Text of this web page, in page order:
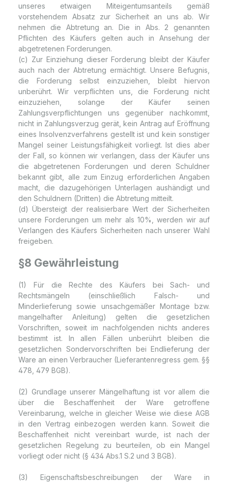
unseres etwaigen Miteigentumsanteils gemäß
vorstehendem Absatz zur Sicherheit an uns ab. Wir
nehmen die Abtretung an. Die in Abs. 2 genannten
Pflichten des Käufers gelten auch in Ansehung der
abgetretenen Forderungen.
(c) Zur Einziehung dieser Forderung bleibt der Käufer
auch nach der Abtretung ermächtigt. Unsere Befugnis,
die Forderung selbst einzuziehen, bleibt hiervon
unberührt. Wir verpflichten uns, die Forderung nicht
einzuziehen, solange der Käufer seinen
Zahlungsverpflichtungen uns gegenüber nachkommt,
nicht in Zahlungsverzug gerät, kein Antrag auf Eröffnung
eines Insolvenzverfahrens gestellt ist und kein sonstiger
Mangel seiner Leistungsfähigkeit vorliegt. Ist dies aber
der Fall, so können wir verlangen, dass der Käufer uns
die abgetretenen Forderungen und deren Schuldner
bekannt gibt, alle zum Einzug erforderlichen Angaben
macht, die dazugehörigen Unterlagen aushändigt und
den Schuldnern (Dritten) die Abtretung mitteilt.
(d) Übersteigt der realisierbare Wert der Sicherheiten
unsere Forderungen um mehr als 10%, werden wir auf
Verlangen des Käufers Sicherheiten nach unserer Wahl
freigeben.
§8 Gewährleistung
(1) Für die Rechte des Käufers bei Sach- und
Rechtsmängeln (einschließlich Falsch- und
Minderlieferung sowie unsachgemäßer Montage bzw.
mangelhafter Anleitung) gelten die gesetzlichen
Vorschriften, soweit im nachfolgenden nichts anderes
bestimmt ist. In allen Fällen unberührt bleiben die
gesetzlichen Sondervorschriften bei Endlieferung der
Ware an einen Verbraucher (Lieferantenregress gem. §§
478, 479 BGB).
(2) Grundlage unserer Mängelhaftung ist vor allem die
über die Beschaffenheit der Ware getroffene
Vereinbarung, welche in gleicher Weise wie diese AGB
in den Vertrag einbezogen werden kann. Soweit die
Beschaffenheit nicht vereinbart wurde, ist nach der
gesetzlichen Regelung zu beurteilen, ob ein Mangel
vorliegt oder nicht (§ 434 Abs.1 S.2 und 3 BGB).
(3) Eigenschaftsbeschreibungen der Ware in